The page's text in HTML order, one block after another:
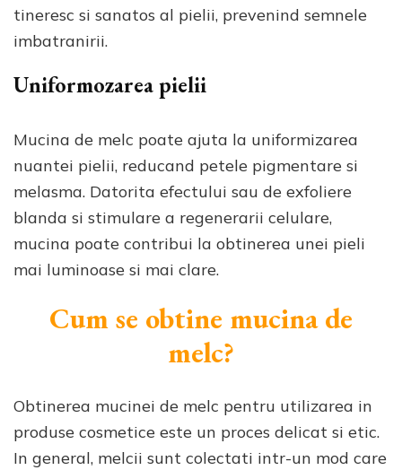
tineresc si sanatos al pielii, prevenind semnele
imbatranirii.
Uniformozarea pielii
Mucina de melc poate ajuta la uniformizarea
nuantei pielii, reducand petele pigmentare si
melasma. Datorita efectului sau de exfoliere
blanda si stimulare a regenerarii celulare,
mucina poate contribui la obtinerea unei pieli
mai luminoase si mai clare.
Cum se obtine mucina de
melc?
Obtinerea mucinei de melc pentru utilizarea in
produse cosmetice este un proces delicat si etic.
In general, melcii sunt colectati intr-un mod care